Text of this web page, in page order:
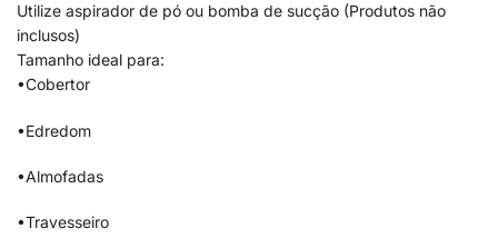
Utilize aspirador de pó ou bomba de sucção (Produtos não
inclusos)
Tamanho ideal para:
•Cobertor
•Edredom
•Almofadas
•Travesseiro